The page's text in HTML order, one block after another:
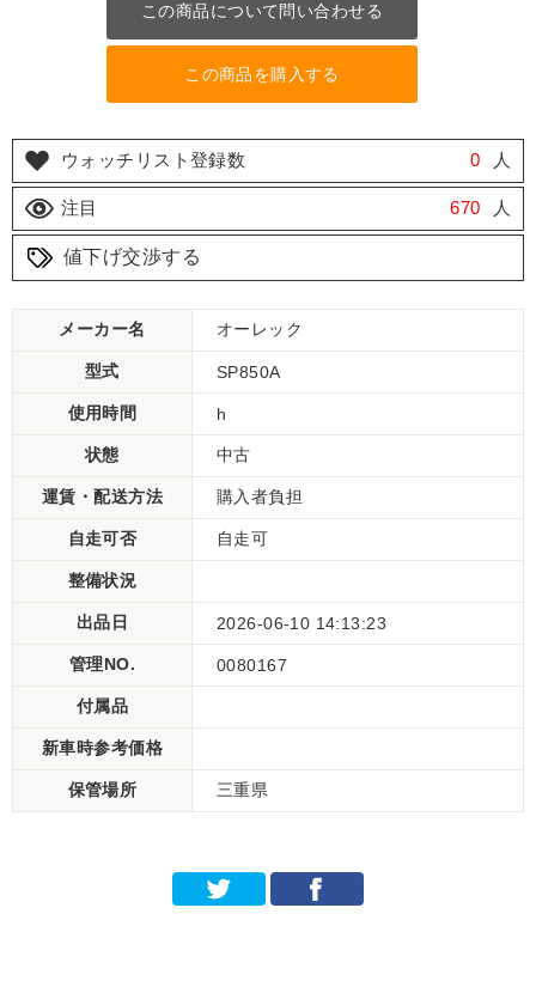
この商品について問い合わせる
この商品を購入する
ウォッチリスト登録数 0 人
注目 670 人
値下げ交渉する
メーカー名 オーレック
型式 SP850A
使用時間 h
状態 中古
運賃・配送方法 購入者負担
自走可否 自走可
整備状況
出品日 2026-06-10 14:13:23
管理NO. 0080167
付属品
新車時参考価格
保管場所 三重県